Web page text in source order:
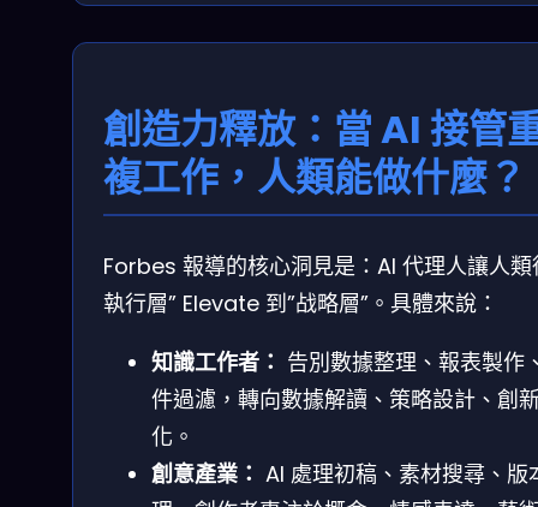
創造力釋放：當 AI 接管
複工作，人類能做什麼？
Forbes 報導的核心洞見是：AI 代理人讓人類
執行層” Elevate 到”战略層”。具體來說：
知識工作者： 告別數據整理、報表製作
件過濾，轉向數據解讀、策略設計、創
化。
創意產業： AI 處理初稿、素材搜尋、版